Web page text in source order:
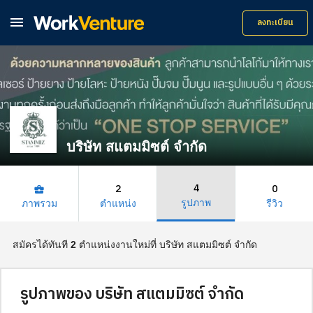
 ลงทะเบียน
บริษัท สแตมมิซต์ จำกัด
business_center
ภาพรวม
2
ตำแหน่ง
4
รูปภาพ
0
รีวิว
สมัครได้ทันที 2 ตำแหน่งงานใหม่ที่ บริษัท สแตมมิซต์ จำกัด
รูปภาพของ บริษัท สแตมมิซต์ จำกัด